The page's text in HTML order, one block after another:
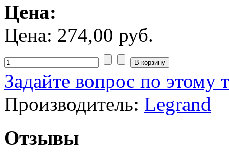
Цена:
Цена: 274,00 руб.
Задайте вопрос по этому
Производитель: Legrand
Отзывы